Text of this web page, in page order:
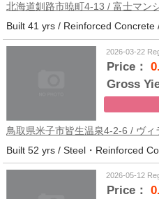
北海道釧路市暁町4-13 / 富士マン
2026-03-22
Price：
Gross
鳥取県米子市皆生温泉4-2-6 / ヴィ
2026-05-12
Price：